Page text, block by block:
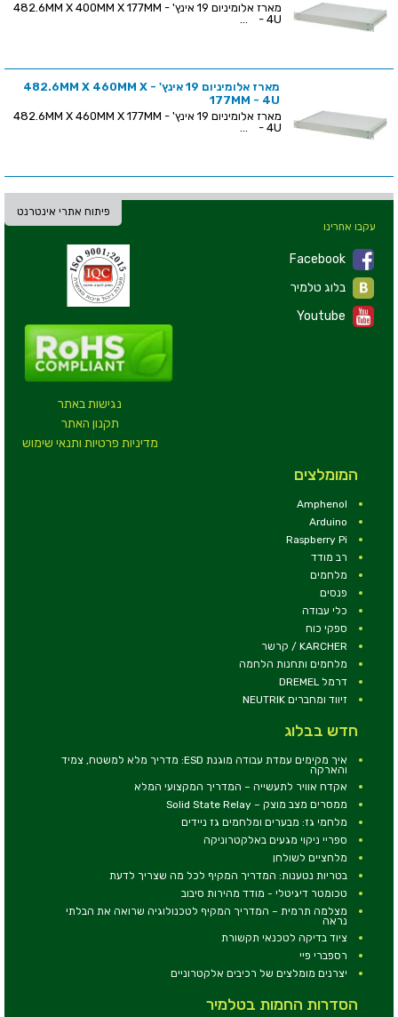
מארז אלומיניום 19 אינץ' - 482.6MM X 400MM X 177MM
- 4U ...
מארז אלומיניום 19 אינץ' - 482.6MM X 460MM X
177MM - 4U
מארז אלומיניום 19 אינץ' - 482.6MM X 460MM X 177MM
- 4U ...
פיתוח אתרי אינטרנט
נגישות באתר
תקנון האתר
מדיניות פרטיות ותנאי שימוש
עקבו אחרינו
Facebook
Youtube
המומלצים
Amphenol
Arduino
Raspberry Pi
רב מודד
מלחמים
פנסים
כלי עבודה
ספקי כוח
KARCHER / קרשר
מלחמים ותחנות הלחמה
דרמל DREMEL
זיווד ומחברים NEUTRIK
חדש בבלוג
איך מקימים עמדת עבודה מוגנת ESD: מדריך מלא למשטח, צמיד
והארקה
אקדח אוויר לתעשייה – המדריך המקצועי המלא
ממסרים מצב מוצק – Solid State Relay
מלחמי גז: מבערים ומלחמים גז ניידים
ספריי ניקוי מגעים באלקטרוניקה
מלחציים לשולחן
בטריות נטענות: המדריך המקיף לכל מה שצריך לדעת
טכומטר דיגיטלי - מודד מהירות סיבוב
מצלמה תרמית – המדריך המקיף לטכנולוגיה שרואה את הבלתי
נראה
ציוד בדיקה לטכנאי תקשורת
רספברי פיי
יצרנים מומלצים של רכיבים אלקטרוניים
הסדרות החמות בטלמיר